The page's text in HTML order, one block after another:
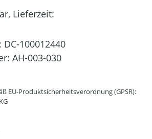
Lieferzeit:
DC-100012440
AH-003-030
EU-Produktsicherheitsverordnung (GPSR):